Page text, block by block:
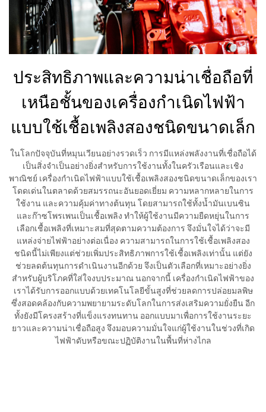
ประสิทธิภาพและความน่าเชื่อถือที่
เหนือชั้นของเครื่องกำเนิดไฟฟ้า
แบบใช้เชื้อเพลิงสองชนิดขนาดเล็ก
ในโลกปัจจุบันที่หมุนเวียนอย่างรวดเร็ว การมีแหล่งพลังงานที่เชื่อถือได้
เป็นสิ่งจำเป็นอย่างยิ่งสำหรับการใช้งานทั้งในครัวเรือนและเชิง
พาณิชย์ เครื่องกำเนิดไฟฟ้าแบบใช้เชื้อเพลิงสองชนิดขนาดเล็กของเรา
โดดเด่นในตลาดด้วยสมรรถนะอันยอดเยี่ยม ความหลากหลายในการ
ใช้งาน และความคุ้มค่าทางต้นทุน โดยสามารถใช้ทั้งน้ำมันเบนซิน
และก๊าซโพรเพนเป็นเชื้อเพลิง ทำให้ผู้ใช้งานมีความยืดหยุ่นในการ
เลือกเชื้อเพลิงที่เหมาะสมที่สุดตามความต้องการ จึงมั่นใจได้ว่าจะมี
แหล่งจ่ายไฟฟ้าอย่างต่อเนื่อง ความสามารถในการใช้เชื้อเพลิงสอง
ชนิดนี้ไม่เพียงแต่ช่วยเพิ่มประสิทธิภาพการใช้เชื้อเพลิงเท่านั้น แต่ยัง
ช่วยลดต้นทุนการดำเนินงานอีกด้วย จึงเป็นตัวเลือกที่เหมาะอย่างยิ่ง
สำหรับผู้บริโภคที่ใส่ใจงบประมาณ นอกจากนี้ เครื่องกำเนิดไฟฟ้าของ
เราได้รับการออกแบบด้วยเทคโนโลยีขั้นสูงที่ช่วยลดการปล่อยมลพิษ
ซึ่งสอดคล้องกับความพยายามระดับโลกในการส่งเสริมความยั่งยืน อีก
ทั้งยังมีโครงสร้างที่แข็งแรงทนทาน ออกแบบมาเพื่อการใช้งานระยะ
ยาวและความน่าเชื่อถือสูง จึงมอบความมั่นใจแก่ผู้ใช้งานในช่วงที่เกิด
ไฟฟ้าดับหรือขณะปฏิบัติงานในพื้นที่ห่างไกล